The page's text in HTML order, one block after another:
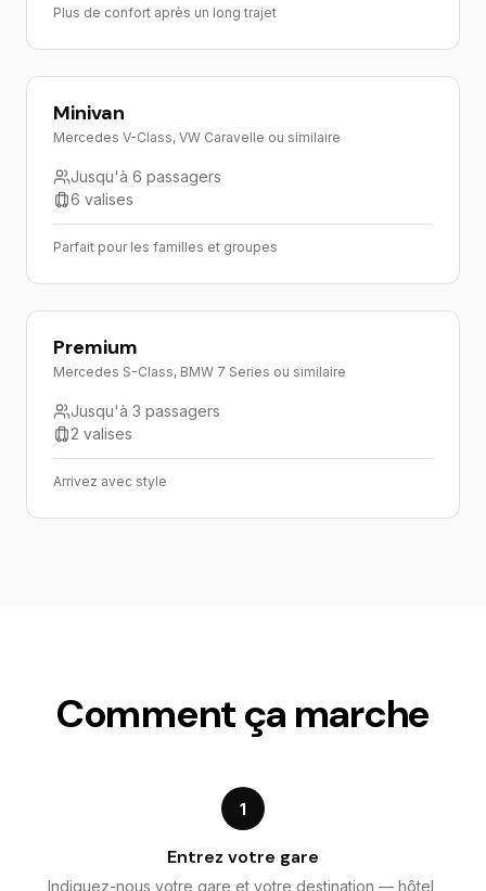
Plus de confort après un long trajet
Minivan
Mercedes V-Class, VW Caravelle ou similaire
Jusqu'à 6 passagers
6 valises
Parfait pour les familles et groupes
Premium
Mercedes S-Class, BMW 7 Series ou similaire
Jusqu'à 3 passagers
2 valises
Arrivez avec style
Comment ça marche
1
Entrez votre gare
Indiquez-nous votre gare et votre destination — hôtel,